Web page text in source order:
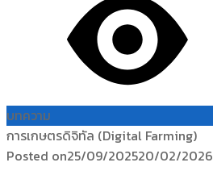
บทความ
การเกษตรดิจิทัล (Digital Farming)
Posted on25/09/202520/02/2026